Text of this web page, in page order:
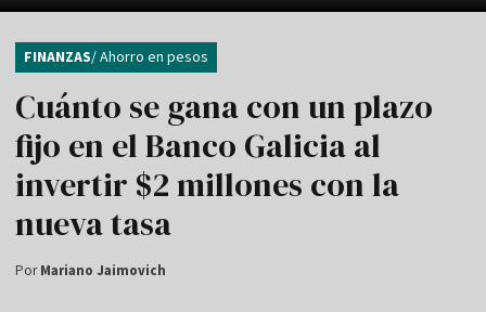
Cuánto se gana con un plazo
fijo en el Banco Galicia al
invertir $2 millones con la
nueva tasa
FINANZAS/ Ahorro en pesos
PorMariano Jaimovich